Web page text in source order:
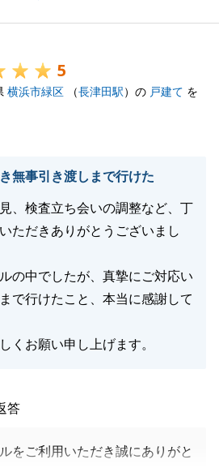
したら些細なことでも構いませ
ました。
5
横浜市緑区 （長津田駅）の 戸建て を
無事引き渡しまで行けた
、検査立ち会いの調整など、丁
ただきありがとうございまし
の中でしたが、真摯にご対応い
で行けたこと、本当に感謝して
くお願い申し上げます。
答
をご利用いただき誠にありがと